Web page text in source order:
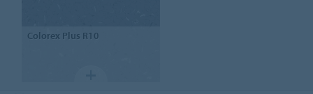
Colorex Plus R10